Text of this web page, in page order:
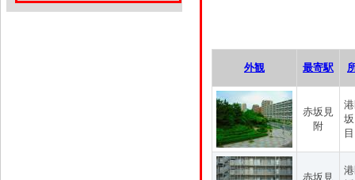
外観 最寄駅
赤坂見
附
目
赤坂見